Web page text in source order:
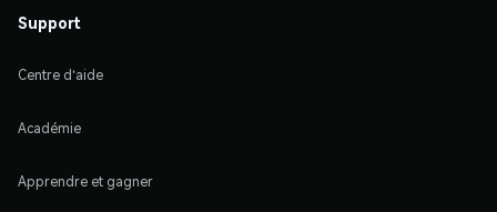
Support
Centre d'aide
Académie
Apprendre et gagner